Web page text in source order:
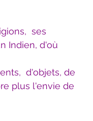
pendjabi
ses
Indien, d'où
d'objets, de
plus l'envie de